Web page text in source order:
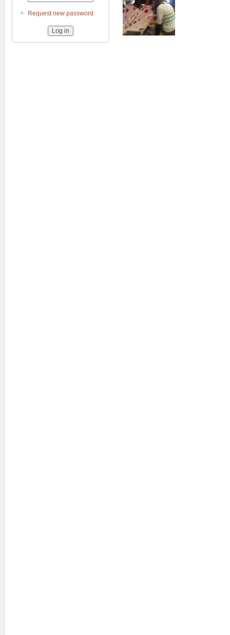
Request new password